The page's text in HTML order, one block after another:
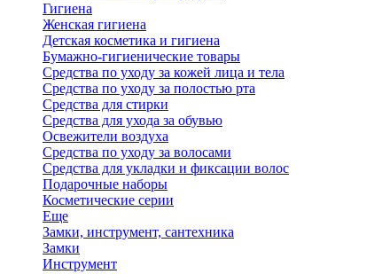
Гигиена
Женская гигиена
Детская косметика и гигиена
Бумажно-гигиенические товары
Средства по уходу за кожей лица и тела
Средства по уходу за полостью рта
Средства для стирки
Средства для ухода за обувью
Освежители воздуха
Средства по уходу за волосами
Средства для укладки и фиксации волос
Подарочные наборы
Косметические серии
Еще
Замки, инструмент, сантехника
Замки
Инструмент